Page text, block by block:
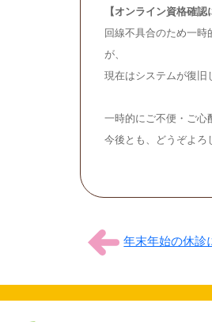
【オンライン資格確
回線不具合のため一
が、
現在はシステムが復旧
一時的にご不便・ご心
今後とも、どうぞよろ
年末年始の休診